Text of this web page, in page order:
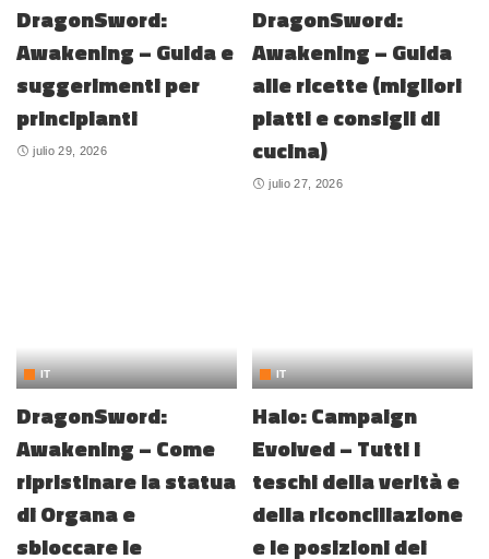
DragonSword:
Awakening – Guida e
suggerimenti per
principianti
julio 29, 2026
DragonSword:
Awakening – Guida
alle ricette (migliori
piatti e consigli di
cucina)
julio 27, 2026
IT
DragonSword:
Awakening – Come
ripristinare la statua
di Organa e
sbloccare le
IT
Halo: Campaign
Evolved – Tutti i
teschi della verità e
della riconciliazione
e le posizioni dei